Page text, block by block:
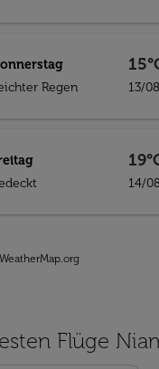
Regen
13/
14/
Flüge